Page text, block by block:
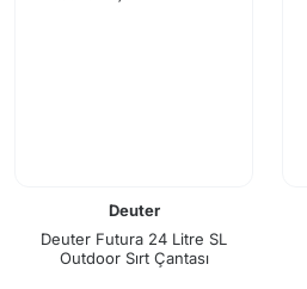
Deuter
Deuter Futura 24 Litre SL
Outdoor Sırt Çantası